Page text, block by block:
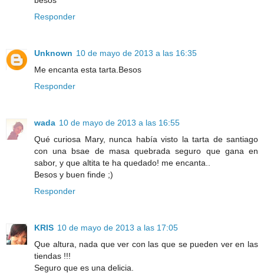
Responder
Unknown 10 de mayo de 2013 a las 16:35
Me encanta esta tarta.Besos
Responder
wada 10 de mayo de 2013 a las 16:55
Qué curiosa Mary, nunca había visto la tarta de santiago
con una bsae de masa quebrada seguro que gana en
sabor, y que altita te ha quedado! me encanta..
Besos y buen finde ;)
Responder
KRIS 10 de mayo de 2013 a las 17:05
Que altura, nada que ver con las que se pueden ver en las
tiendas !!!
Seguro que es una delicia.